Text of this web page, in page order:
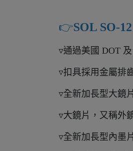
👉️SOL SO-
▿通過美國 DOT
▿扣具採用金屬排
▿全新加長型大鏡
▿大鏡片，又稱外
▿全新加長型內墨